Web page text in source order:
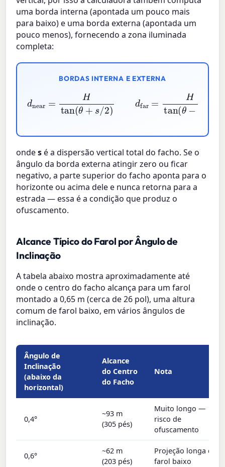
uma borda interna (apontada um pouco mais
para baixo) e uma borda externa (apontada um
pouco menos), fornecendo a zona iluminada
completa:
BORDAS INTERNA E EXTERNA
tan(θ 2)
ondesé a dispersão vertical total do facho. Se o
ângulo da borda externa atingir zero ou ficar
negativo, a parte superior do facho aponta para o
horizonte ou acima dele e nunca retorna para a
estrada — essa é a condição que produz o
ofuscamento.
Alcance Típico do Farol por Ângulo de
Inclinação
A tabela abaixo mostra aproximadamente até
onde o centro do facho alcança para um farol
montado a 0,65 m (cerca de 26 pol), uma altura
comum de farol baixo, em vários ângulos de
inclinação.
Ângulo de
Inclinação
(abaixo da
horizontal)
Alcance
do Centro
do Facho
Nota
0,4°
~93 m
(305 pés)
Muito longo —
risco de
ofuscamento
0,6°
~62 m
(203 pés)
Projeção longa de
farol baixo